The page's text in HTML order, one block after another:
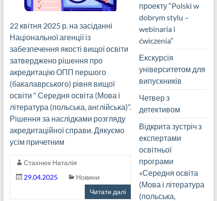
22 квітня 2025 р. на засіданні
Національної агенції із
забезпечення якості вищої освіти
затверджено рішення про
акредитацію ОПП першого
(бакалаврського) рівня вищої
освіти “ Середня освіта (Мова і
література (польська, англійська)”.
Рішення за наслідками розгляду
акредитаційної справи. Дякуємо
усім причетним
Стахнюк Наталія
29.04.2025
Новини
Читати далі
проекту “Polski w
dobrym stylu –
webinaria i
ćwiczenia”
Екскурсія
університетом для
випускників
Четвер з
детективом
Відкрита зустріч з
експертами
освітньої
програми
«Середня освіта
(Мова і література
(польська,